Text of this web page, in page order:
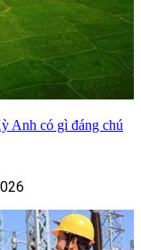
Anh có gì đáng chú